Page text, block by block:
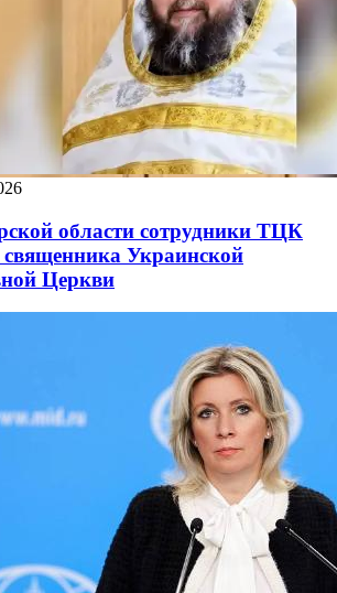
области сотрудники ТЦК
священника Украинской
Церкви